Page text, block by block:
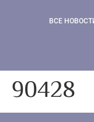
ВСЕ
90428